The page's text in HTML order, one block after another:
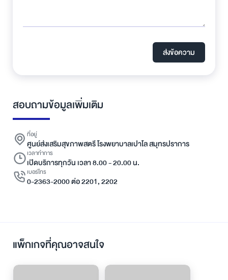
ส่งข้อความ
สอบถามข้อมูลเพิ่มเติม
ที่อยู่
ศูนย์ส่งเสริมสุขภาพสตรี โรงพยาบาลเปาโล สมุทรปราการ
เวลาทำการ
เปิดบริการทุกวัน เวลา 8.00 - 20.00 น.
เบอร์โทร
0-2363-2000 ต่อ 2201, 2202
แพ็กเกจที่คุณอาจสนใจ